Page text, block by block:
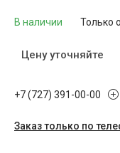
В наличии Только
Цену уточняйте
+7 (727) 391-00-00
Заказ только по